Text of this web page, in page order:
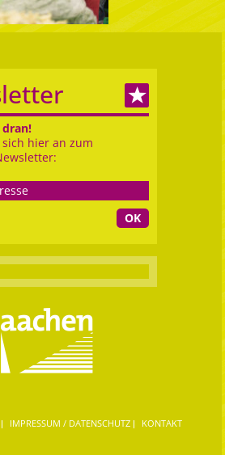
dran!
hier an zum
OK
IMPRESSUM / DATENSCHUTZ KONTAKT